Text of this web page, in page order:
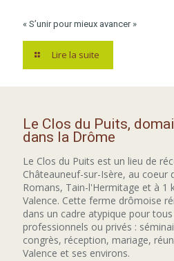
« S’unir pour mieux avancer »
Lire la suite
Le Clos du Puits,
dans la Drôme
Le Clos du Puits est un lieu de
Châteauneuf-sur-Isère, au coeur
Romans, Tain-l'Hermitage et à 1
Valence. Cette ferme drômoise
dans un cadre atypique pour
professionnels ou privés :
congrès, réception, mariage,
Valence et ses environs.